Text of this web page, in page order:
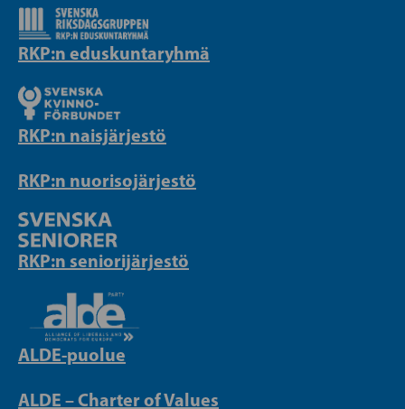
RKP:n eduskuntaryhmä
RKP:n naisjärjestö
RKP:n nuorisojärjestö
RKP:n seniorijärjestö
ALDE-puolue
ALDE – Charter of Values